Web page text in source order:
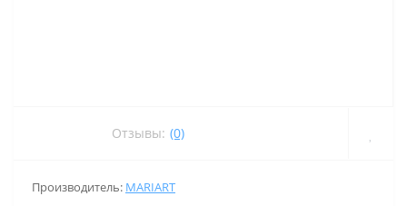
Отзывы: (0)
Производитель: MARIART